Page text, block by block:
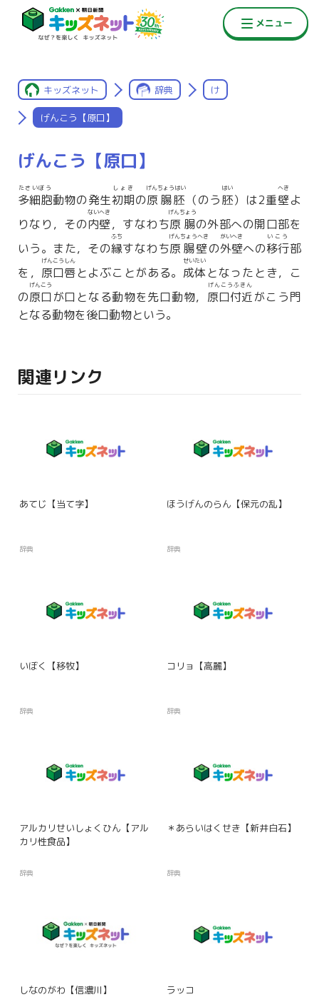
キッズネット 辞典 け
げんこう【原口】
げんこう【原口】
多細胞
たさいぼう
動物の発生初期
しょき
の原腸胚
げんちょうはい
（のう胚
はい
）は2重壁
へき
よ
りなり，その内壁
ないへき
，すなわち原腸
げんちょう
の外部への開口部を
いう。また，その縁
ふち
すなわち原腸壁
げんちょうへき
の外壁
がいへき
への移行
いこう
部
を， 原口唇
げんこうしん
とよぶことがある。 成体
せいたい
となったとき，こ
の原口
げんこう
が口となる動物を先口動物， 原口付近
げんこうふきん
がこう門
となる動物を後口動物という。
関連リンク
あてじ【当て字】
辞典
ほうげんのらん【保元の乱】
辞典
いぼく【移牧】
辞典
コリョ【高麗】
辞典
アルカリせいしょくひん【アル
カリ性食品】
辞典
＊あらいはくせき【新井白石】
辞典
しなのがわ【信濃川】 ラッコ